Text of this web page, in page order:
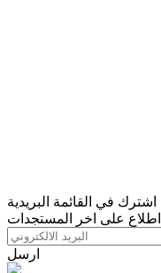
اشترك في القائمة البريدية
اطلاع على اخر المستجدات
ارسل